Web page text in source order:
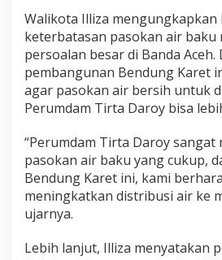
Walikota Illiza mengungkapkan
keterbatasan pasokan air baku
persoalan besar di Banda Aceh.
pembangunan Bendung Karet
agar pasokan air bersih untuk
Perumdam Tirta Daroy bisa
“Perumdam Tirta Daroy sangat
pasokan air baku yang cukup,
Bendung Karet ini, kami
meningkatkan distribusi air ke
ujarnya.
Lebih lanjut, Illiza menyatakan